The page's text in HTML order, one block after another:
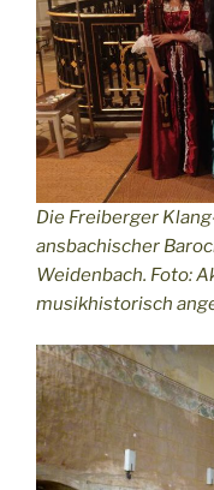
Die Freiberger
ansbachischer
Weidenbach. Foto:
musikhistorisch